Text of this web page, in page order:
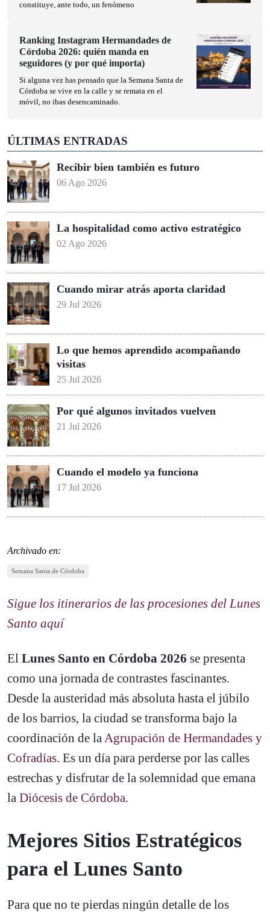
Archivado en:
Semana Santa de Córdoba
Sigue los itinerarios de las procesiones del Lunes
Santo aquí
El Lunes Santo en Córdoba 2026 se presenta
como una jornada de contrastes fascinantes.
Desde la austeridad más absoluta hasta el júbilo
de los barrios, la ciudad se transforma bajo la
coordinación de laAgrupación de Hermandades y
Cofradías. Es un día para perderse por las calles
estrechas y disfrutar de la solemnidad que emana
la Diócesis de Córdoba.
Mejores Sitios Estratégicos
para el Lunes Santo
Para que no te pierdas ningún detalle de los
constituye, ante todo, un fenómeno
Ranking Instagram Hermandades de
Córdoba 2026: quién manda en
seguidores (y por qué importa)
Si alguna vez has pensado que la Semana Santa de
Córdoba se vive en la calle y se remata en el
móvil, no ibas desencaminado.
ÚLTIMAS ENTRADAS
Recibir bien también es futuro
06 Ago 2026
La hospitalidad como activo estratégico
02 Ago 2026
Cuando mirar atrás aporta claridad
29 Jul 2026
Lo que hemos aprendido acompañando
visitas
25 Jul 2026
Por qué algunos invitados vuelven
21 Jul 2026
Cuando el modelo ya funciona
17 Jul 2026